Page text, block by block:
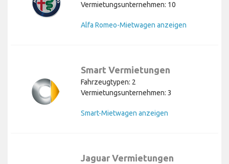
Vermietungsunternehmen: 10
Alfa Romeo-Mietwagen anzeigen
Smart Vermietungen
Fahrzeugtypen: 2
Vermietungsunternehmen: 3
Smart-Mietwagen anzeigen
Jaguar Vermietungen